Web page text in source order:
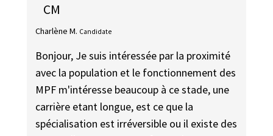
CM
Charlène M. Candidate
Bonjour, Je suis intéressée par la proximité
avec la population et le fonctionnement des
MPF m'intéresse beaucoup à ce stade, une
carrière etant longue, est ce que la
spécialisation est irréversible ou il existe des